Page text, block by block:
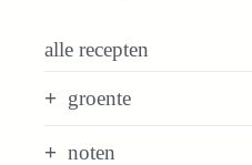
alle recepten
groente
noten